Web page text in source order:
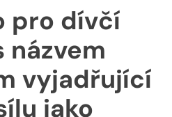
pro dívčí
názvem
vyjadřující
jako